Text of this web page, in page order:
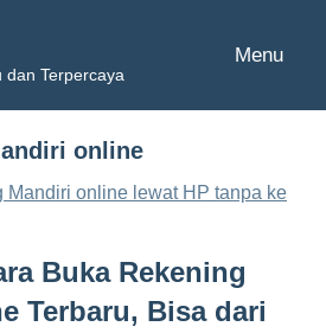
dan Terpercaya
Menu
online
Buka Rekening
Terbaru, Bisa dari